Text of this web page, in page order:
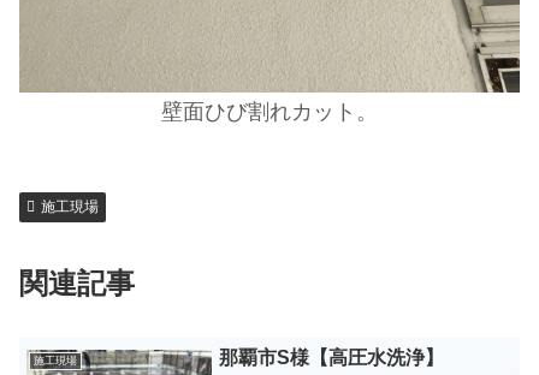
壁面ひび割れカット。
施工現場
関連記事
施工現場 那覇市S様【高圧水洗浄】